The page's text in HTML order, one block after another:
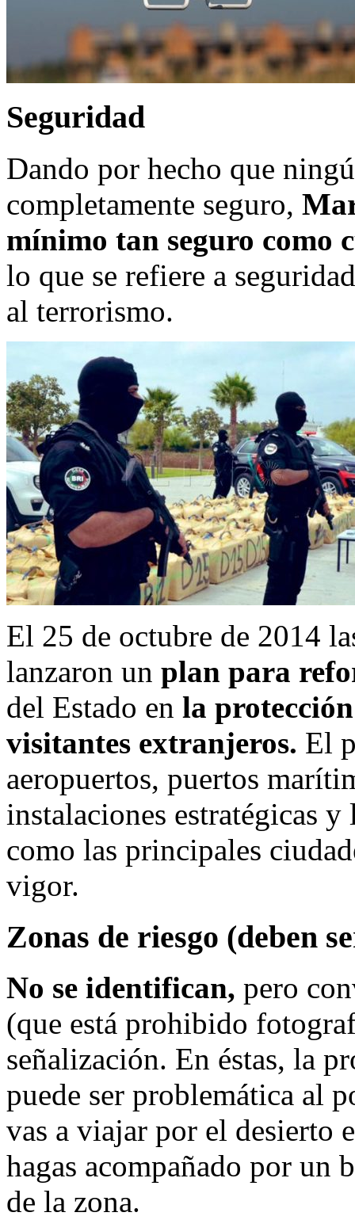
Seguridad
Dando por hecho que
completamente seguro,
mínimo tan seguro como
lo que se refiere a
al terrorismo.
El 25 de octubre de 2014
lanzaron un plan para
del Estado en la
visitantes extranjeros. El
aeropuertos, puertos
instalaciones estratégicas
como las principales
vigor.
Zonas de riesgo (deben
No se identifican, pero
(que está prohibido
señalización. En éstas, la
puede ser problemática al
vas a viajar por el desierto
hagas acompañado por un
de la zona.